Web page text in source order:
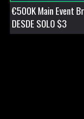
€500K Main Event
DESDE SOLO $3